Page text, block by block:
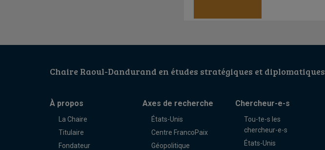
Chaire Raoul-Dandurand en études stratégiques et diplomatiques
À propos
La Chaire
Titulaire
Fondateur
Axes de recherche
États-Unis
Centre FrancoPaix
Géopolitique
Chercheur-e-s
Tou-te-s les
chercheur-e-s
États-Unis